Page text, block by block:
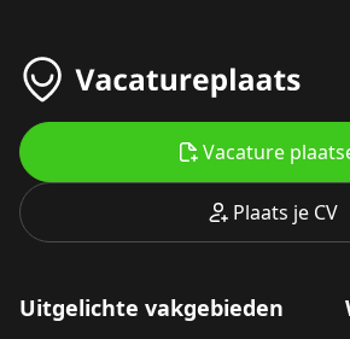
Plaats je CV
Vacature
Uitgelichte vakgebieden